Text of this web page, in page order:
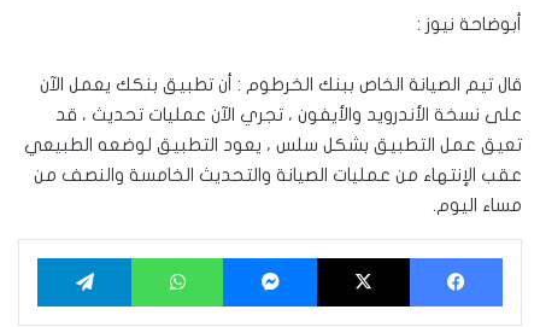
أبوضاحة نيوز :
قال تيم الصيانة الخاص ببنك الخرطوم : أن تطبيق بنكك يعمل الآن
على نسخة الأندرويد والأيفون ، تجري الآن عمليات تحديث ، قد
تعيق عمل التطبيق بشكل سلس ، يعود التطبيق لوضعه الطبيعي
عقب الإنتهاء من عمليات الصيانة والتحديث الخامسة والنصف من
مساء اليوم.
فيسبوك ‫X ماسنجر واتساب